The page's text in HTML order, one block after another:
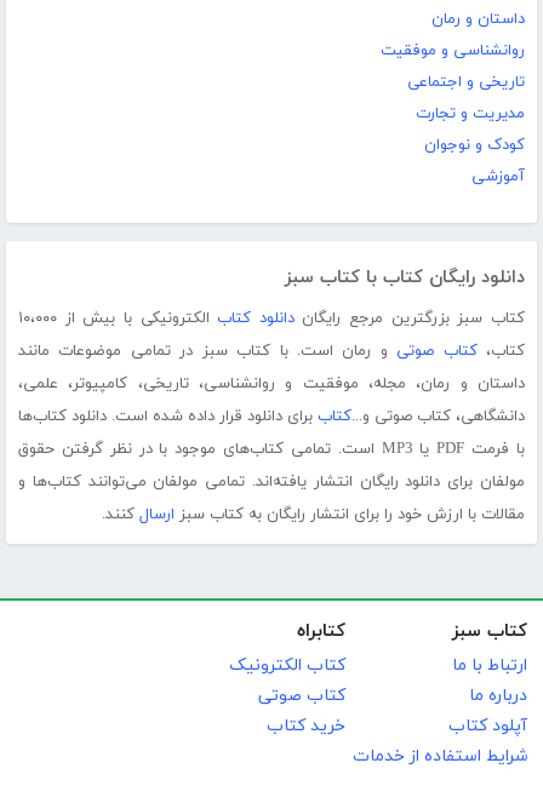
داستان و رمان
روانشناسی و موفقیت
تاریخی و اجتماعی
مدیریت و تجارت
کودک و نوجوان
آموزشی
دانلود رایگان کتاب با کتاب سبز
کتاب سبز بزرگترین مرجع رایگاندانلود کتاب
الکترونیکی با بیش از ۱۰،۰۰۰
کتاب،کتاب صوتی و رمان است. با کتاب سبز در تمامی موضوعات مانند
داستان و رمان، مجله، موفقیت و روانشناسی، تاریخی، کامپیوتر، علمی،
دانشگاهی، کتاب صوتی و...کتاب برای دانلود قرار داده شده است. دانلود کتاب‌ها
با فرمت PDF یا MP3 است. تمامی کتاب‌های موجود با در نظر گرفتن حقوق
مولفان برای دانلود رایگان انتشار یافته‌اند. تمامی مولفان می‌توانند کتاب‌ها و
مقالات با ارزش خود را برای انتشار رایگان به کتاب سبز ارسال کنند.
کتاب سبز
ارتباط با ما
درباره ما
آپلود کتاب
شرایط استفاده از خدمات
کتابراه
کتاب الکترونیک
کتاب صوتی
خرید کتاب